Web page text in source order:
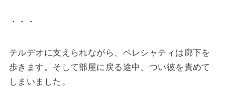
・・・
テルデオに支えられながら、ペレシャティは廊下を
歩きます。そして部屋に戻る途中、つい彼を責めて
しまいました。